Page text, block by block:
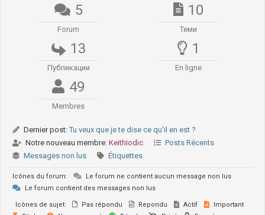
5
Forum
10
Теми
13
Публикации
1
En ligne
49
Membres
Dernier post:Tu veux que je te dise ce qu'il en est ?
Notre nouveau membre: KeithIodic
Posts Récents
Messages non lus
Étiquettes
Icônes du forum:
Le forum ne contient aucun message non lus
Le forum contient des messages non lus
Icônes de sujet: Pas répondu Repondu Actif
Important